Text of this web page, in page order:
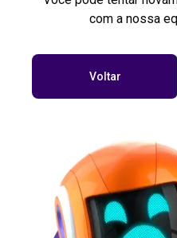
com a nossa
Voltar